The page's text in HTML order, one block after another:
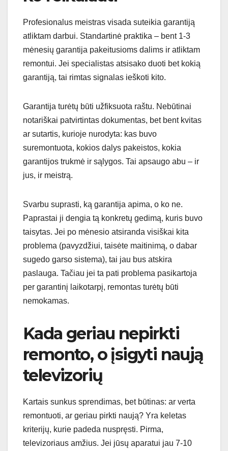
Profesionalus meistras visada suteikia garantiją
atliktam darbui. Standartinė praktika – bent 1-3
mėnesių garantija pakeitusioms dalims ir atliktam
remontui. Jei specialistas atsisako duoti bet kokią
garantiją, tai rimtas signalas ieškoti kito.
Garantija turėtų būti užfiksuota raštu. Nebūtinai
notariškai patvirtintas dokumentas, bet bent kvitas
ar sutartis, kurioje nurodyta: kas buvo
suremontuota, kokios dalys pakeistos, kokia
garantijos trukmė ir sąlygos. Tai apsaugo abu – ir
jus, ir meistrą.
Svarbu suprasti, ką garantija apima, o ko ne.
Paprastai ji dengia tą konkretų gedimą, kuris buvo
taisytas. Jei po mėnesio atsiranda visiškai kita
problema (pavyzdžiui, taisėte maitinimą, o dabar
sugedо garso sistema), tai jau bus atskira
paslauga. Tačiau jei ta pati problema pasikartoја
per garantinį laikotarpį, remontas turėtų būti
nemokamas.
Kada geriau nepirkti
remonto, o įsigyti naują
televizorių
Kartais sunkus sprendimas, bet būtinas: ar verta
remontuoti, ar geriau pirkti naują? Yra keletas
kriterijų, kurie padeda nuspręsti. Pirma,
televizoriaus amžius. Jei jūsų aparatui jau 7-10